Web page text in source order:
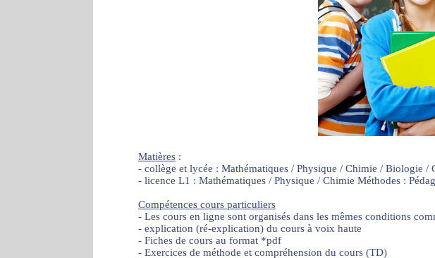
Matières :
- collège et lycée : Mathématiques / Physique / Chimie / Biologie /
- licence L1 : Mathématiques / Physique / Chimie Méthodes :
Compétences cours particuliers
- Les cours en ligne sont organisés dans les mêmes conditions
- explication (ré-explication) du cours à voix haute
- Fiches de cours au format *pdf
- Exercices de méthode et compréhension du cours (TD)